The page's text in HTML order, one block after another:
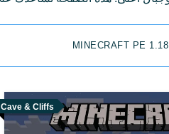
MINECRAFT PE 1.18
Cave & Cliffs